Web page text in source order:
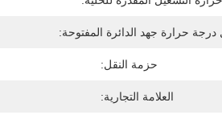
حرارة جهد الدائرة المفتوحة:
حزمة النقل:
العلامة التجارية: